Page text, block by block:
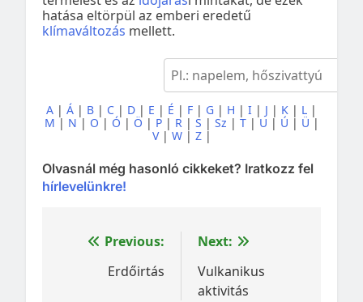
hatása eltörpül az emberi eredetű
klímaváltozás mellett.
A | Á | B | C | D | E | É | F | G | H | I | J | K | L |
M | N | O| Ó| Ö| P| R | S | Sz | T|U | Ú | Ü |
V|W| Z|
Olvasnál még hasonló cikkeket? Iratkozz fel
hírlevelünkre!
Bejegyzés
navigáció
Previous:
Erdőirtás
Next:
Vulkanikus
aktivitás